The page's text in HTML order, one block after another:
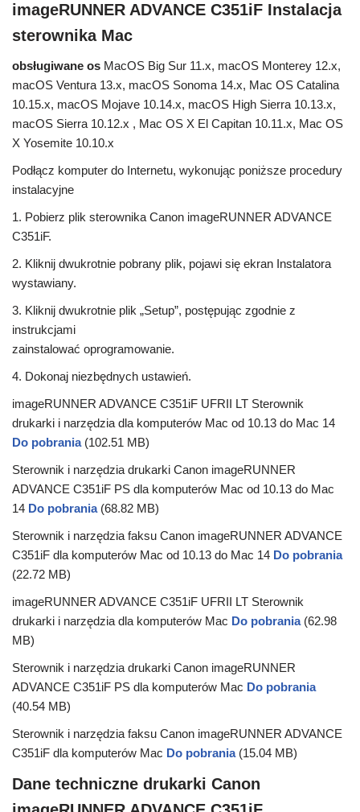
imageRUNNER ADVANCE C351iF Instalacja
sterownika Mac
obsługiwane os MacOS Big Sur 11.x, macOS Monterey 12.x,
macOS Ventura 13.x, macOS Sonoma 14.x, Mac OS Catalina
10.15.x, macOS Mojave 10.14.x, macOS High Sierra 10.13.x,
macOS Sierra 10.12.x , Mac OS X El Capitan 10.11.x, Mac OS
X Yosemite 10.10.x
Podłącz komputer do Internetu, wykonując poniższe procedury
instalacyjne
1. Pobierz plik sterownika Canon imageRUNNER ADVANCE
C351iF.
2. Kliknij dwukrotnie pobrany plik, pojawi się ekran Instalatora
wystawiany.
3. Kliknij dwukrotnie plik „Setup”, postępując zgodnie z
instrukcjami
zainstalować oprogramowanie.
4. Dokonaj niezbędnych ustawień.
imageRUNNER ADVANCE C351iF UFRII LT Sterownik
drukarki i narzędzia dla komputerów Mac od 10.13 do Mac 14
Do pobrania (102.51 MB)
Sterownik i narzędzia drukarki Canon imageRUNNER
ADVANCE C351iF PS dla komputerów Mac od 10.13 do Mac
14 Do pobrania (68.82 MB)
Sterownik i narzędzia faksu Canon imageRUNNER ADVANCE
C351iF dla komputerów Mac od 10.13 do Mac 14 Do pobrania
(22.72 MB)
imageRUNNER ADVANCE C351iF UFRII LT Sterownik
drukarki i narzędzia dla komputerów Mac Do pobrania (62.98
MB)
Sterownik i narzędzia drukarki Canon imageRUNNER
ADVANCE C351iF PS dla komputerów Mac Do pobrania
(40.54 MB)
Sterownik i narzędzia faksu Canon imageRUNNER ADVANCE
C351iF dla komputerów Mac Do pobrania (15.04 MB)
Dane techniczne drukarki Canon